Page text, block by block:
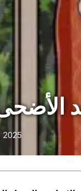
2025